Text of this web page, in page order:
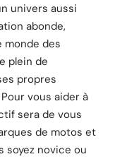
univers aussi
abonde,
monde des
plein de
propres
vous aider à
sera de vous
de motos et
soyez novice ou